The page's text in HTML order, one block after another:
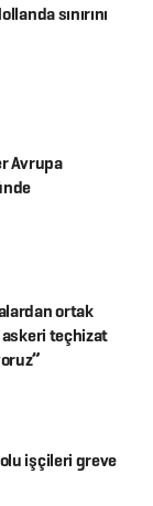
sınırını
Avrupa
ortak
askeri teçhizat
işçileri greve